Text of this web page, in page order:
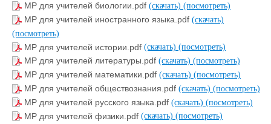
МР для учителей биологии.pdf (скачать) (посмотреть)
МР для учителей иностранного языка.pdf (скачать)
(посмотреть)
МР для учителей истории.pdf (скачать) (посмотреть)
МР для учителей литературы.pdf (скачать) (посмотреть)
МР для учителей математики.pdf (скачать) (посмотреть)
МР для учителей обществознания.pdf (скачать) (посмотреть)
МР для учителей русского языка.pdf (скачать) (посмотреть)
МР для учителей физики.pdf (скачать) (посмотреть)